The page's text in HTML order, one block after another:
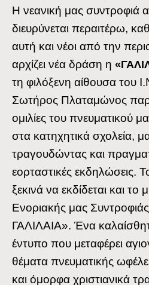
Η νεανική μας συντροφιά
διευρύνεται περαιτέρω,
αυτή και νέοι από την
αρχίζει νέα δράση η
τη φιλόξενη αίθουσα του
Σωτήρος Πλαταμώνος
ομιλίες του πνευματικού
στα κατηχητικά σχολεία,
τραγουδώντας και
εορταστικές εκδηλώσεις.
ξεκινά να εκδίδεται και το
Ενοριακής μας
ΓΑΛΙΛΑΙΑ». Ένα
έντυπο που μεταφέρει
θέματα πνευματικής
και όμορφα χριστιανικά